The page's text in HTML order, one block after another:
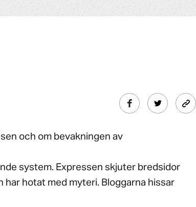
och om bevakningen av
system. Expressen skjuter bredsidor
hotat med myteri. Bloggarna hissar